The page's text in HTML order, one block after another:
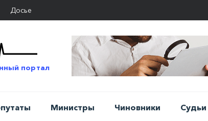
Досье
портал
Министры Чиновники Судьи